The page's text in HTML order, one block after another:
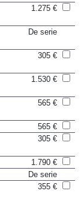
565 €
1.790 €
De serie